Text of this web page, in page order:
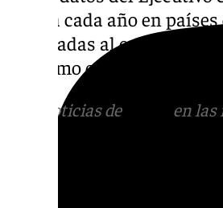
la vida cada año en
vinculadas al consumo
consumo es indirecto por
Más noticias de en las